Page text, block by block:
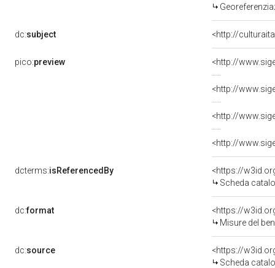
dc:subject <http://
pico:preview
dcterms:isReferencedBy
<https://
Scheda
dc:format
<https://
Misure del
dc:source
<https://
Scheda